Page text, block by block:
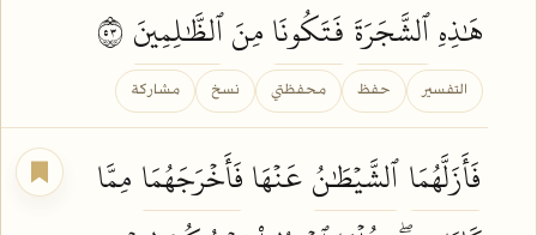
هَٰذِهِٱلشَّجَرَةَ فَتَكُونَامِنَٱلظَّٰلِمِينَ
التفسير حفظ محفظتي نسخ مشاركة
فَأَزَلَّهُمَاٱلشَّيۡطَٰنُعَنۡهَافَأَخۡرَجَهُمَا مِمَّا